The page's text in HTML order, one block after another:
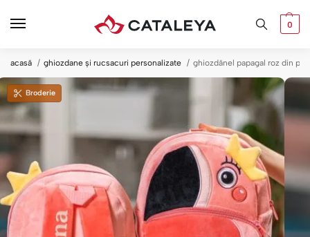
0
acasă ghiozdane și rucsacuri personalizate ghiozdănel papagal roz din
Broderie